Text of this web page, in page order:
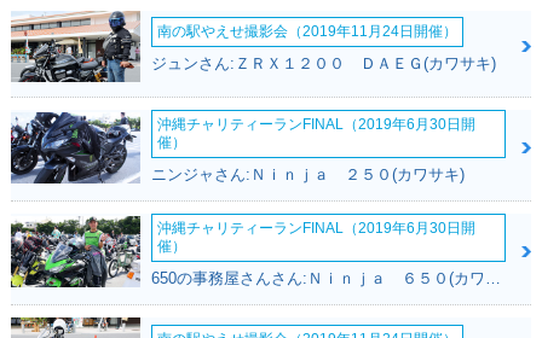
年）」で歴史に幕を下ろした。なお、ゼファー750と1100は、一足早く
2007年1月に最終モデルを発表しており、ゼファーシリーズは、400cc版
の登場に始まり、終わったかたちとなった。※正式車名は「ゼファーχ」
だが、区別のためにゼファー400χと呼称されることもあるので併記し
南の駅やえせ撮影会（2019年11月24日開催）
ジュンさん:ＺＲＸ１２００ ＤＡＥＧ(カワサキ)
沖縄チャリティーランFINAL（2019年6月30日開
催）
ニンジャさん:Ｎｉｎｊａ ２５０(カワサキ)
沖縄チャリティーランFINAL（2019年6月30日開
催）
650の事務屋さんさん:Ｎｉｎｊａ ６５０(カワサキ)